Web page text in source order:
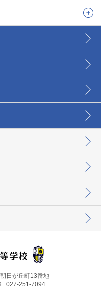
日が丘町13番地
: 027-251-7094